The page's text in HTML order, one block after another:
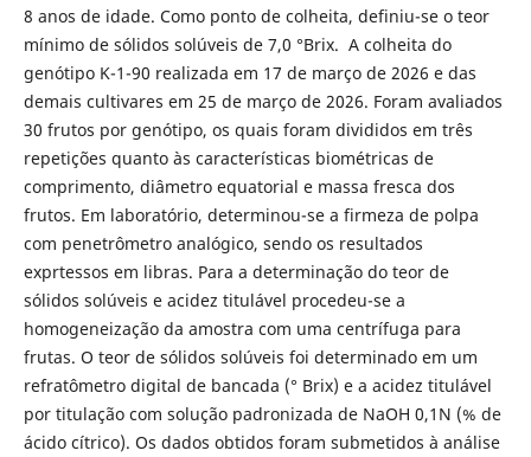
8 anos de idade. Como ponto de colheita, definiu-se o teor
mínimo de sólidos solúveis de 7,0 °Brix. A colheita do
genótipo K-1-90 realizada em 17 de março de 2026 e das
demais cultivares em 25 de março de 2026. Foram avaliados
30 frutos por genótipo, os quais foram divididos em três
repetições quanto às características biométricas de
comprimento, diâmetro equatorial e massa fresca dos
frutos. Em laboratório, determinou-se a firmeza de polpa
com penetrômetro analógico, sendo os resultados
exprtessos em libras. Para a determinação do teor de
sólidos solúveis e acidez titulável procedeu-se a
homogeneização da amostra com uma centrífuga para
frutas. O teor de sólidos solúveis foi determinado em um
refratômetro digital de bancada (° Brix) e a acidez titulável
por titulação com solução padronizada de NaOH 0,1N (% de
ácido cítrico). Os dados obtidos foram submetidos à análise